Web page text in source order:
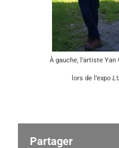
À gauche, l’artiste
lors de l’expo
Partager